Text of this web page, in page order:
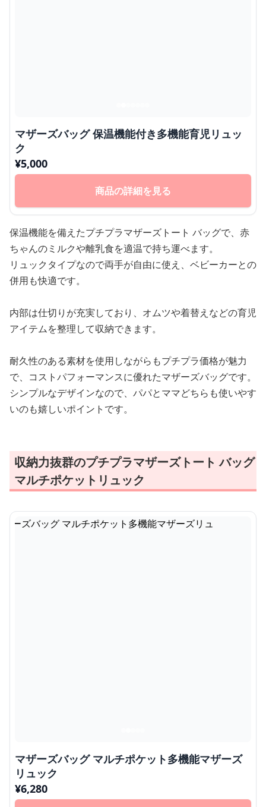
マザーズバッグ 保温機能付き多機能育児リュッ
ク
¥5,000
商品の詳細を見る
保温機能を備えたプチプラマザーズトート バッグで、赤
ちゃんのミルクや離乳食を適温で持ち運べます。
リュックタイプなので両手が自由に使え、ベビーカーとの
併用も快適です。
内部は仕切りが充実しており、オムツや着替えなどの育児
アイテムを整理して収納できます。
耐久性のある素材を使用しながらもプチプラ価格が魅力
で、コストパフォーマンスに優れたマザーズバッグです。
シンプルなデザインなので、パパとママどちらも使いやす
いのも嬉しいポイントです。
収納力抜群のプチプラマザーズトート バッグ
マルチポケットリュック
マザーズバッグ マルチポケット多機能マザーズ
リュック
¥6,280